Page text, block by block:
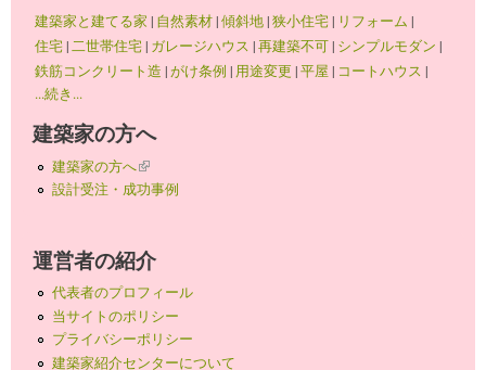
建築家と建てる家 | 自然素材|傾斜地|狭小住宅| リフォーム |
住宅|二世帯住宅| ガレージハウス |再建築不可| シンプルモダン |
鉄筋コンクリート造 |がけ条例 | 用途変更 |平屋 | コートハウス |
...続き...
建築家の方へ
建築家の方へ(link is external)
設計受注・成功事例
運営者の紹介
代表者のプロフィール
当サイトのポリシー
プライバシーポリシー
建築家紹介センターについて